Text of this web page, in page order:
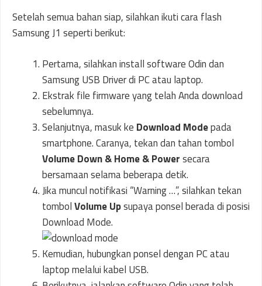
Setelah semua bahan siap, silahkan ikuti cara flash
Samsung J1 seperti berikut:
Pertama, silahkan install software Odin dan
Samsung USB Driver di PC atau laptop.
Ekstrak file firmware yang telah Anda download
sebelumnya.
Selanjutnya, masuk ke Download Modepada
smartphone. Caranya, tekan dan tahan tombol
Volume Down & Home & Powersecara
bersamaan selama beberapa detik.
Jika muncul notifikasi “Warning …”, silahkan tekan
tombolVolume Upsupaya ponsel berada di posisi
Download Mode.
Kemudian, hubungkan ponsel dengan PC atau
laptop melalui kabel USB.